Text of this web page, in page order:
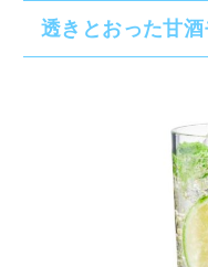
透きとおった甘酒